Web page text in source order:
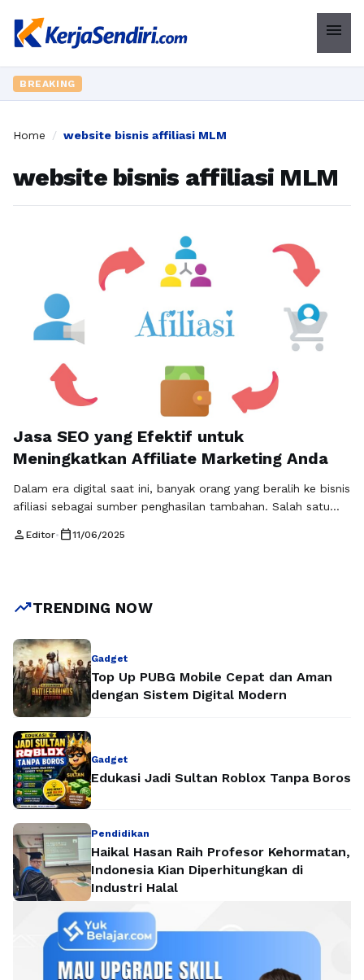
menu
BREAKING
Home / website bisnis affiliasi MLM
website bisnis affiliasi MLM
Jasa SEO yang Efektif untuk
Meningkatkan Affiliate Marketing Anda
Dalam era digital saat ini, banyak orang yang beralih ke bisnis
afiliasi sebagai sumber penghasilan tambahan. Salah satu
affiliasi MLM secara efisien. Di sinilah jasa SEO berperan
person Editor• calendar_today11/06/2025
trending_upTRENDING NOW
Gadget
Top Up PUBG Mobile Cepat dan Aman
dengan Sistem Digital Modern
Gadget
Edukasi Jadi Sultan Roblox Tanpa Boros
Pendidikan
Haikal Hasan Raih Profesor Kehormatan,
Indonesia Kian Diperhitungkan di
Industri Halal